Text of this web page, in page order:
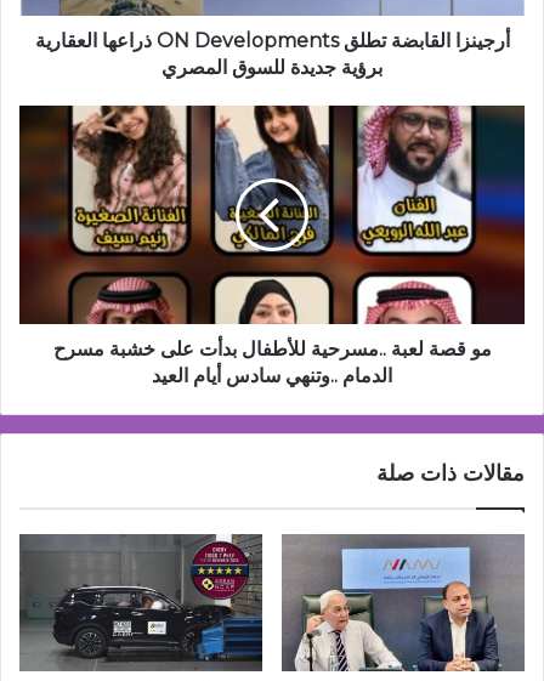
جديدة
للسوق
أرجينزا القابضة تطلق ON Developments ذراعها العقارية
برؤية جديدة للسوق المصري
مو
..مسرحية
للأطفال
بدأت
على
مسرح
الدماممو قصة لعبة ..مسرحية للأطفال بدأت على خشبة مسرح
الدمام ..وتنهي سادس أيام العيد
مقالات ذات صلة